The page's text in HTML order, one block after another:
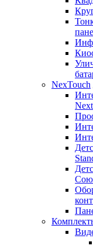
NexTouch